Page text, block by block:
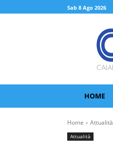
Sab 8 Ago 2026
HOME
Home Attualità
Attualità